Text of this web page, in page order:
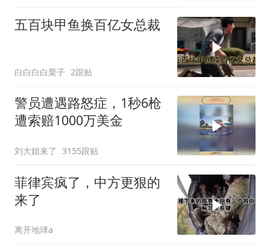
五百块甲鱼换百亿女总裁
白白白白栗子 2跟贴
警员遭遇路怒症，1秒6枪
遭索赔1000万美金
刘大姐来了 3155跟贴
菲律宾疯了，中方更狠的
来了
离开地球a